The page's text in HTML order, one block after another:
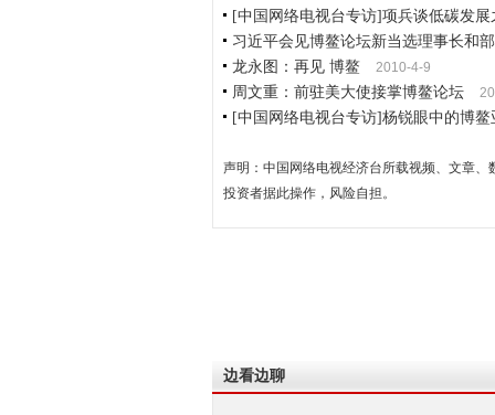
[中国网络电视台专访]项兵谈低碳发展
习近平会见博鳌论坛新当选理事长和
龙永图：再见 博鳌
2010-4-9
周文重：前驻美大使接掌博鳌论坛
[中国网络电视台专访]杨锐眼中的博鳌
声明：中国网络电视经济台所载视频、文章
投资者据此操作，风险自担。
边看边聊